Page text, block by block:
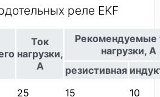
реле EKF
Ток
нагрузки,
А
Рекомендуемые
нагрузки, А
резистивная
25 15 10